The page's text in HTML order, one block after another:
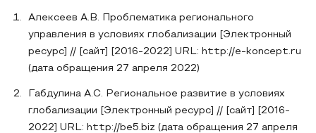
Алексеев А.В. Проблематика регионального
управления в условиях глобализации [Электронный
ресурс] // [сайт] [2016-2022] URL: http://e-koncept.ru
(дата обращения 27 апреля 2022)
Габдулина А.С. Региональное развитие в условиях
глобализации [Электронный ресурс] // [сайт] [2016-
2022] URL: http://be5.biz (дата обращения 27 апреля